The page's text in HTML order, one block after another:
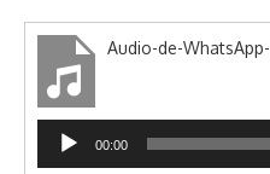
00:00